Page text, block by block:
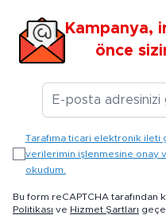
Kampanya,
önce
Tarafıma ticari elektronik
verilerimin işlenmesine onay
okudum.
Bu form reCAPTCHA tarafından
Politikası ve Hizmet Şartları